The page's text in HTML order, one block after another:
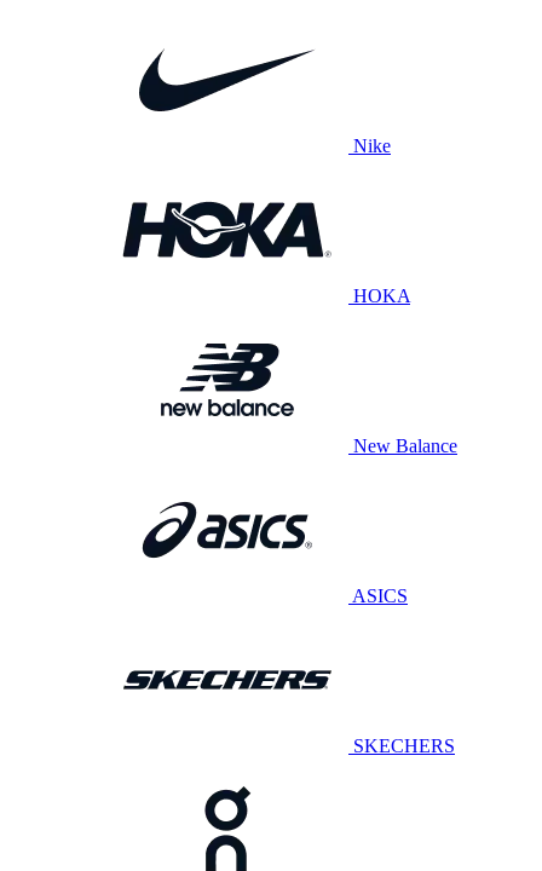
Nike
HOKA
New Balance
ASICS
SKECHERS